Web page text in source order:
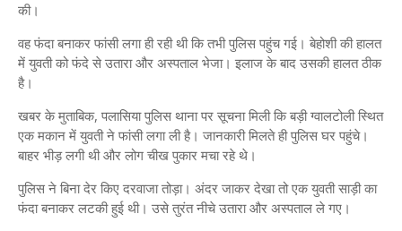
की।
वह फंदा बनाकर फांसी लगा ही रही थी कि तभी पुलिस पहुंच गई। बेहोशी की हालत
में युवती को फंदे से उतारा और अस्पताल भेजा। इलाज के बाद उसकी हालत ठीक
है।
खबर के मुताबिक, पलासिया पुलिस थाना पर सूचना मिली कि बड़ी ग्वालटोली स्थित
एक मकान में युवती ने फांसी लगा ली है। जानकारी मिलते ही पुलिस घर पहुंचे।
बाहर भीड़ लगी थी और लोग चीख पुकार मचा रहे थे।
पुलिस ने बिना देर किए दरवाजा तोड़ा। अंदर जाकर देखा तो एक युवती साड़ी का
फंदा बनाकर लटकी हुई थी। उसे तुरंत नीचे उतारा और अस्पताल ले गए।